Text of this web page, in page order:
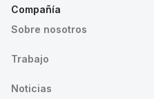
Compañía
Sobre nosotros
Trabajo
Noticias